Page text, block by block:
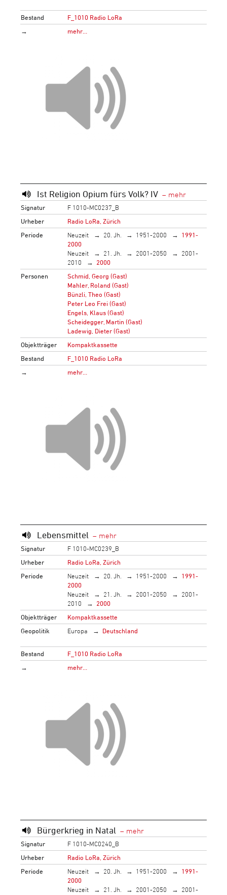
Bestand
F_1010 Radio LoRa
→
mehr…
Ist Religion Opium fürs Volk? IV
Signatur
F 1010-MC0237_B
Urheber
Radio LoRa, Zürich
Periode
Neuzeit 20. Jh. 1951-2000
1991-
2000
Neuzeit
21. Jh. 2001-2050
2001-
2010
2000
Personen
Schmid, Georg (Gast)
Mahler, Roland (Gast)
Bünzli, Theo (Gast)
Peter Leo Frei (Gast)
Engels, Klaus (Gast)
Scheidegger, Martin (Gast)
Ladewig, Dieter (Gast)
Objektträger
Kompaktkassette
Bestand
F_1010 Radio LoRa
→
mehr…
Lebensmittel
Signatur
F 1010-MC0239_B
Urheber
Radio LoRa, Zürich
Periode
Neuzeit 20. Jh. 1951-2000
1991-
2000
Neuzeit
21. Jh. 2001-2050
2001-
2010
2000
Objektträger
Kompaktkassette
Geopolitik
Europa Deutschland
Bestand
F_1010 Radio LoRa
→
mehr…
Bürgerkrieg in Natal
Signatur
F 1010-MC0240_B
Urheber
Radio LoRa, Zürich
Periode
Neuzeit 20. Jh. 1951-2000
1991-
2000
Neuzeit
21. Jh. 2001-2050
2001-